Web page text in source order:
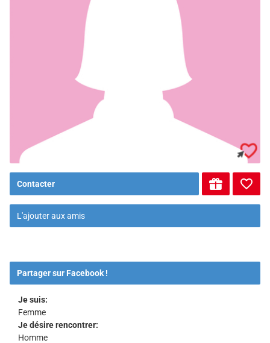
Contacter
L'ajouter aux amis
Partager sur Facebook !
Je suis:
Femme
Je désire rencontrer:
Homme